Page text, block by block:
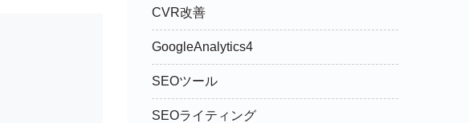
CVR改善
GoogleAnalytics4
SEOツール
SEOライティング